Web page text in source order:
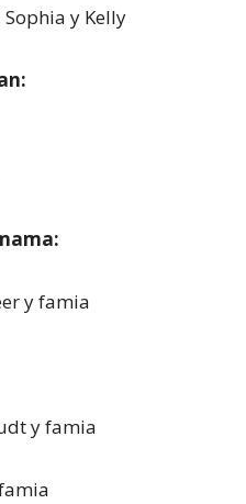
Sophia y Kelly
y famia
y famia